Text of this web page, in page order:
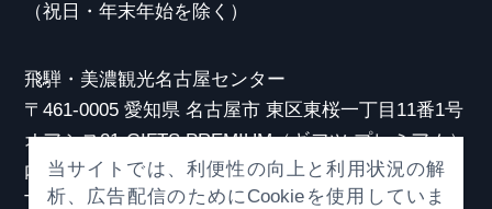
（祝日・年末年始を除く）
飛騨・美濃観光名古屋センター
〒461-0005 愛知県 名古屋市 東区東桜一丁目11番1号
オアシス21 GIFTS PREMIUM（ギフツ プレミアム）
内
TEL：052-253-6185
当サイトでは、利便性の向上と利用状況の解
析、広告配信のためにCookieを使用していま